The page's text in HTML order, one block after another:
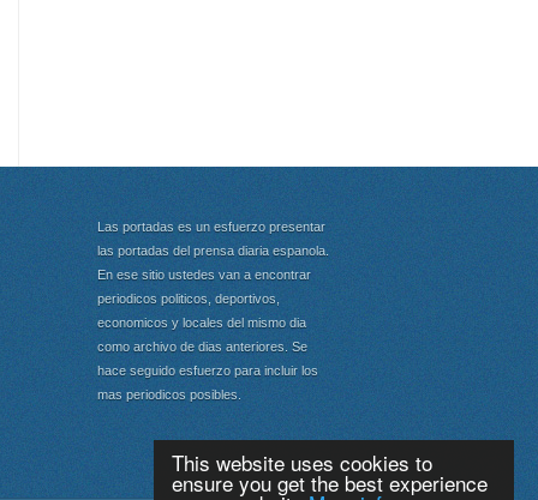
This website uses cookies to
ensure you get the best experience
Las portadas es un esfuerzo presentar
las portadas del prensa diaria espanola.
En ese sitio ustedes van a encontrar
periodicos politicos, deportivos,
economicos y locales del mismo dia
como archivo de dias anteriores. Se
hace seguido esfuerzo para incluir los
mas periodicos posibles.